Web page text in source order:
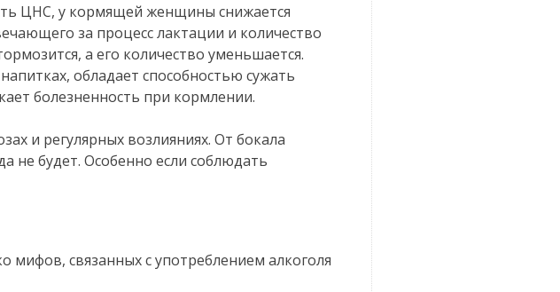
ЦНС, у кормящей женщины снижается
за процесс лактации и количество
а его количество уменьшается.
обладает способностью сужать
болезненность при кормлении.
и регулярных возлияниях. От бокала
не будет. Особенно если соблюдать
связанных с употреблением алкоголя